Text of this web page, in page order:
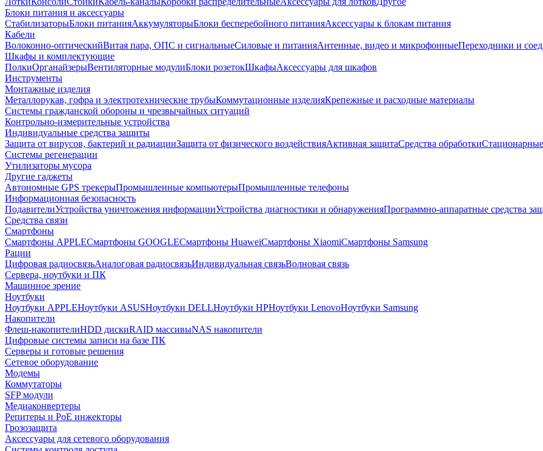
Блоки питания и аксессуары
СтабилизаторыБлоки питанияАккумуляторыБлоки бесперебойного питанияАксессуары к блокам питания
Кабели
Волоконно-оптическийВитая пара, ОПС и сигнальныеСиловые и питанияАнтенные, видео и микрофонныеПереходники и
Шкафы и комплектующие
ПолкиОрганайзерыВентиляторные модулиБлоки розетокШкафыАксессуары для шкафов
Инструменты
Монтажные изделия
Металлорукав, гофра и электротехнические трубыКоммутационные изделияКрепежные и расходные материалы
Системы гражданской обороны и чрезвычайных ситуаций
Контрольно-измерительные устройства
Индивидуальные средства защиты
Защита от вирусов, бактерий и радиацииЗащита от физического воздействияАктивная защитаСредства обработки
Системы регенерации
Утилизаторы мусора
Другие гаджеты
Автономные GPS трекерыПромышленные компьютерыПромышленные телефоны
Информационная безопасность
ПодавителиУстройства уничтожения информацииУстройства диагностики и обнаруженияПрограммно-аппаратные средства
Средства связи
Смартфоны
Смартфоны APPLEСмартфоны GOOGLEСмартфоны HuaweiСмартфоны XiaomiСмартфоны Samsung
Рации
Цифровая радиосвязьАналоговая радиосвязьИндивидуальная связьВолновая связь
Сервера, ноутбуки и ПК
Машинное зрение
Ноутбуки
Ноутбуки APPLEНоутбуки ASUSНоутбуки DELLНоутбуки HPНоутбуки LenovoНоутбуки Samsung
Накопители
Флеш-накопителиHDD дискиRAID массивыNAS накопители
Цифровые системы записи на базе ПК
Серверы и готовые решения
Сетевое оборудование
Модемы
Коммутаторы
SFP модули
Медиаконвертеры
Репитеры и PoE инжекторы
Грозозащита
Аксессуары для сетевого оборудования